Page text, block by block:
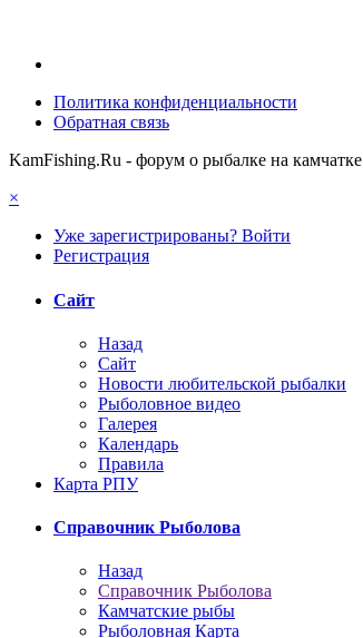
Политика конфиденциальности
Обратная связь
KamFishing.Ru - форум о рыбалке на камчатке
×
Уже зарегистрированы? Войти
Регистрация
Сайт
Назад
Сайт
Новости любительской рыбалки
Рыболовное видео
Галерея
Календарь
Правила
Карта РПУ
Справочник Рыболова
Назад
Справочник Рыболова
Камчатские рыбы
Рыболовная Карта